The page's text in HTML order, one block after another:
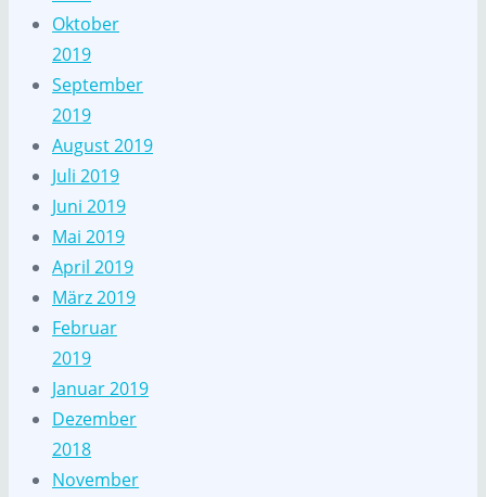
Oktober
2019
September
2019
August 2019
Juli 2019
Juni 2019
Mai 2019
April 2019
März 2019
Februar
2019
Januar 2019
Dezember
2018
November